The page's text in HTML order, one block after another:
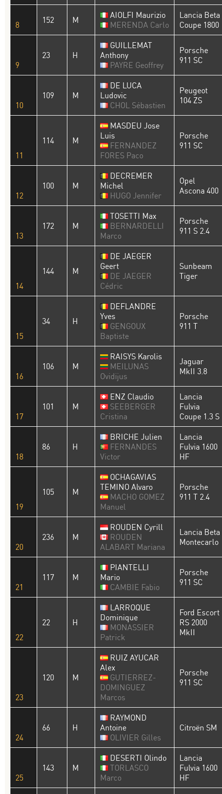
8 152 M
AIOLFI Maurizio
MERENDA Carlo
Lancia Beta
Coupe 1800
9
23 H
GUILLEMAT
Anthony
PAYRE Geoffrey
Porsche
911 SC
10
109 M
DE LUCA
Ludovic
CHOL Sébastien
Peugeot
104 ZS
11
114 M
MASDEU Jose
Luis
FERNANDEZ
FORES Paco
Porsche
911 SC
12
100 M
DECREMER
Michel
HUGO Jennifer
Opel
Ascona 400
13
172 M
TOSETTI Max
BERNARDELLI
Marco
Porsche
911 S 2.4
14
144 M
DE JAEGER
Geert
DE JAEGER
Cédric
Sunbeam
Tiger
15
34 H
DEFLANDRE
Yves
GENGOUX
Baptiste
Porsche
911 T
16
106 M
RAISYS Karolis
MEILUNAS
Ovidijus
Jaguar
MkII 3.8
17
101 M
ENZ Claudio
SEEBERGER
Cristina
Lancia
Fulvia
Coupe 1.3 S
18
86 H
BRICHE Julien
FERNANDES
Victor
Lancia
Fulvia 1600
HF
19
105 M
OCHAGAVIAS
TEMINO Alvaro
MACHO GOMEZ
Manuel
Porsche
911 T 2.4
20
236 M
ROUDEN Cyrill
ROUDEN
ALABART Mariana
Lancia Beta
Montecarlo
21
117 M
PIANTELLI
Mario
CAMBIE Fabio
Porsche
911 SC
22
22 H
LARROQUE
Dominique
MONASSIER
Patrick
Ford Escort
RS 2000
MkII
23
120 M
RUIZ AYUCAR
Alex
GUTIERREZ-
DOMINGUEZ
Marcos
Porsche
911 SC
24
66 H
RAYMOND
Antoine
OLIVIER Gilles
Citroën SM
25
143 M
DESERTI Olindo
TORLASCO
Marco
Lancia
Fulvia 1600
HF